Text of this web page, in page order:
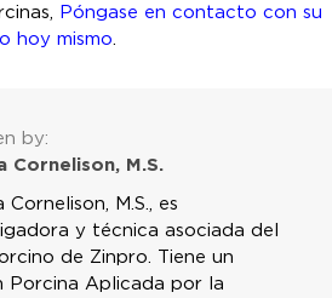
Póngase en contacto con su
hoy mismo.
by:
Cornelison, M.S.
Cornelison, M.S., es
y técnica asociada del
de Zinpro. Tiene un
Porcina Aplicada por la